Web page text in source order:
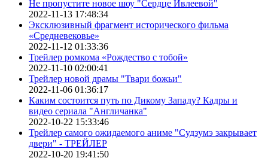
Не пропустите новое шоу "Сердце Ивлеевой"
2022-11-13 17:48:34
Эксклюзивный фрагмент исторического фильма
«Средневековье»
2022-11-12 01:33:36
Трейлер ромкома «Рождество с тобой»
2022-11-10 02:00:41
Трейлер новой драмы "Твари божьи"
2022-11-06 01:36:17
Каким состоится путь по Дикому Западу? Кадры и
видео сериала "Англичанка"
2022-10-22 15:33:46
Трейлер самого ожидаемого аниме "Судзумэ закрывает
двери" - ТРЕЙЛЕР
2022-10-20 19:41:50